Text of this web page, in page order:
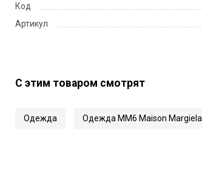
Код
Артикул
С этим товаром смотрят
Одежда Одежда MM6 Maison Margiela